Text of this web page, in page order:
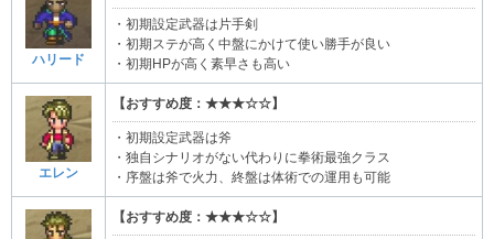
ハリード
・初期設定武器は片手剣
・初期ステが高く中盤にかけて使い勝手が良い
・初期HPが高く素早さも高い
エレン
【おすすめ度：★★★☆☆】
・初期設定武器は斧
・独自シナリオがない代わりに拳術最強クラス
・序盤は斧で火力、終盤は体術での運用も可能
【おすすめ度：★★★☆☆】